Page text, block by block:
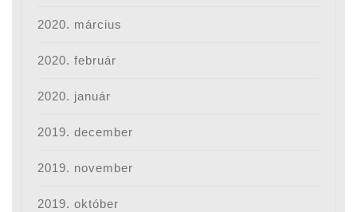
2020. március
2020. február
2020. január
2019. december
2019. november
2019. október